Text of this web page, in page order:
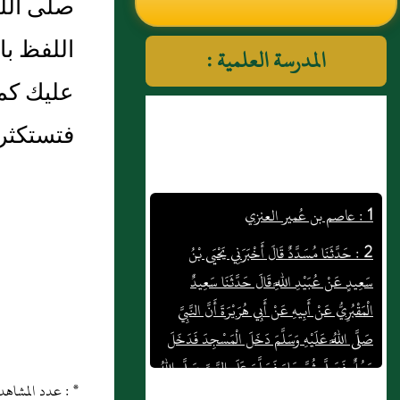
النووي رحمهم الله تعالى
المدرسة العلمية :
1 : عاصم بن عُمير العنزي
2 : حَدَّثَنَا مُسَدَّدٌ قَالَ أَخْبَرَنِي يَحْيَى بْنُ
سَعِيدٍ عَنْ عُبَيْدِ اللَّهِ قَالَ حَدَّثَنَا سَعِيدٌ
الْمَقْبُرِيُّ عَنْ أَبِيهِ عَنْ أَبِي هُرَيْرَةَ أَنَّ النَّبِيَّ
صَلَّى اللَّهُ عَلَيْهِ وَسَلَّمَ دَخَلَ الْمَسْجِدَ فَدَخَلَ
رَجُلٌ فَصَلَّى ثُمَّ جَاءَ فَسَلَّمَ عَلَى النَّبِيِّ صَلَّى اللَّهُ
عَلَيْهِ وَسَلَّمَ فَرَدَّ النَّبِيُّ صَلَّى اللَّهُ عَلَيْهِ وَسَلَّمَ
اللفظ
عليك
* : عدد المشاهدات و التنزيل منذ 21 ماي